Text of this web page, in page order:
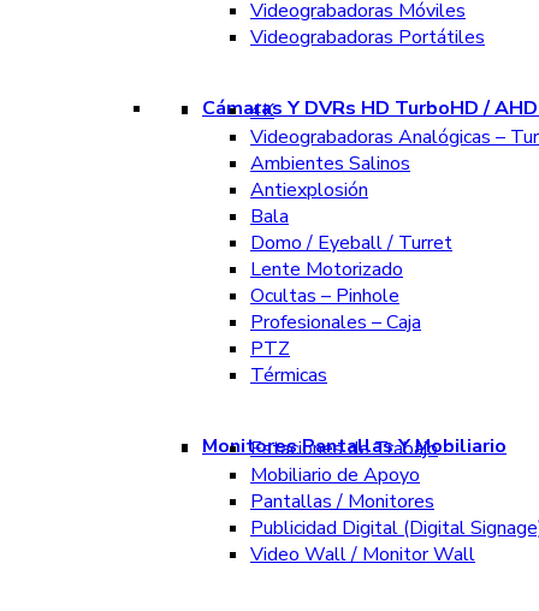
Videograbadoras Móviles
Videograbadoras Portátiles
Cámaras Y DVRs HD TurboHD /
4K
Videograbadoras Analógicas –
Ambientes Salinos
Antiexplosión
Bala
Domo / Eyeball / Turret
Lente Motorizado
Ocultas – Pinhole
Profesionales – Caja
PTZ
Térmicas
Monitores Pantallas Y Mobiliario
Estaciones de Trabajo
Mobiliario de Apoyo
Pantallas / Monitores
Publicidad Digital (Digital
Video Wall / Monitor Wall